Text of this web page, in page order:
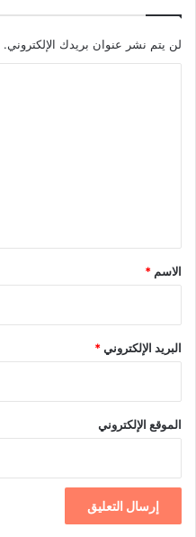
لن يتم نشر عنوان بريدك الإلكتروني.
*
الاسم *
البريد الإلكتروني*
الموقع الإلكتروني